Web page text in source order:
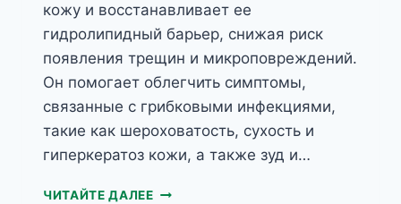
кожу и восстанавливает ее
гидролипидный барьер, снижая риск
появления трещин и микроповреждений.
Он помогает облегчить симптомы,
связанные с грибковыми инфекциями,
такие как шероховатость, сухость и
гиперкератоз кожи, а также зуд и…
ЧИТАЙТЕ ДАЛЕЕNIVELAZIONE